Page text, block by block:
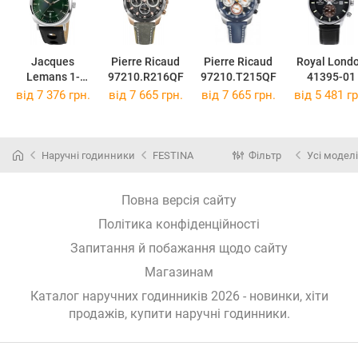
Jacques
Lemans 1-
1943J
Pierre Ricaud
97210.R216QF
Pierre Ricaud
97210.T215QF
Royal
41395-01
від 7 376 грн. від 7 665 грн. від 7 665 грн. від 5 481
Наручні годинники FESTINA Фільтр Усі моделі
Повна версія сайту
Політика конфіденційності
Запитання й побажання щодо сайту
Магазинам
Каталог наручних годинників 2026 - новинки, хіти
продажів, купити наручні годинники.